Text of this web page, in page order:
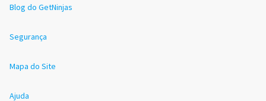
Blog do GetNinjas
Segurança
Mapa do Site
Ajuda